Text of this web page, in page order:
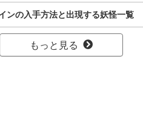
ンの入手方法と出現する妖怪一覧
もっと見る